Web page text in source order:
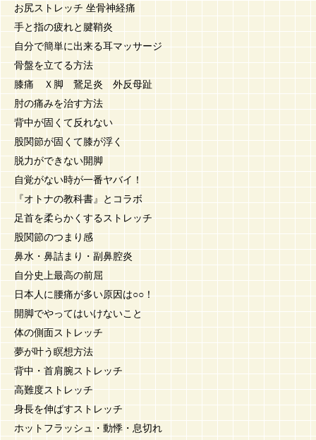
お尻ストレッチ 坐骨神経痛
手と指の疲れと腱鞘炎
自分で簡単に出来る耳マッサージ
骨盤を立てる方法
膝痛 Ｘ脚 鵞足炎 外反母趾
肘の痛みを治す方法
背中が固くて反れない
股関節が固くて膝が浮く
脱力ができない開脚
自覚がない時が一番ヤバイ！
『オトナの教科書』とコラボ
足首を柔らかくするストレッチ
股関節のつまり感
鼻水・鼻詰まり・副鼻腔炎
自分史上最高の前屈
日本人に腰痛が多い原因は○○！
開脚でやってはいけないこと
体の側面ストレッチ
夢が叶う瞑想方法
背中・首肩腕ストレッチ
高難度ストレッチ
身長を伸ばすストレッチ
ホットフラッシュ・動悸・息切れ